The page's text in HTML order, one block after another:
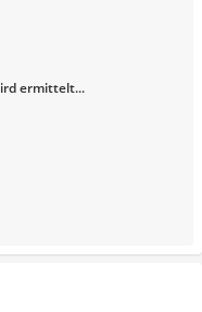
ermittelt...